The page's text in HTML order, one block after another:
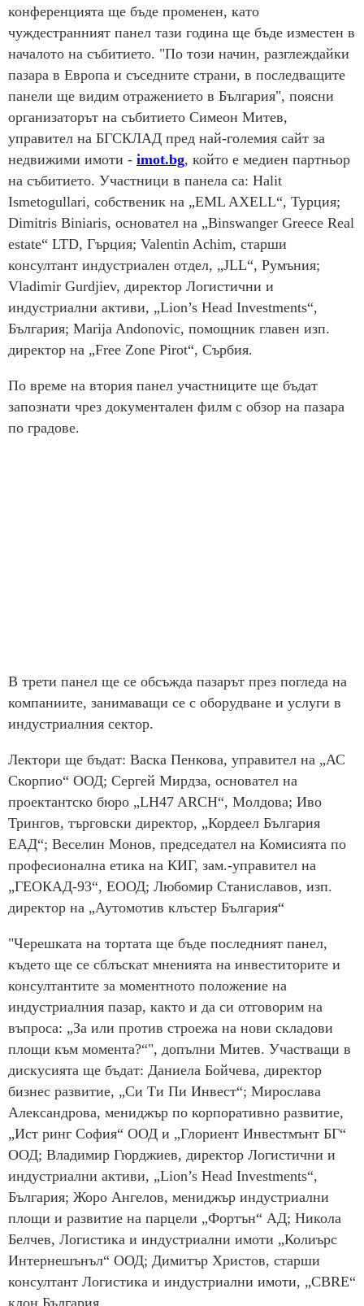
конференцията ще бъде променен, като
чуждестранният панел тази година ще бъде изместен в
началото на събитието. "По този начин, разглеждайки
пазара в Европа и съседните страни, в последващите
панели ще видим отражението в България", поясни
организаторът на събитието Симеон Митев,
управител на БГСКЛАД пред най-големия сайт за
недвижими имоти - imot.bg, който е медиен партньор
на събитието. Участници в панела са: Halit
Ismetogullari, собственик на „EML AXELL“, Турция;
Dimitris Biniaris, основател на „Binswanger Greece Real
estate“ LTD, Гърция; Valentin Achim, старши
консултант индустриален отдел, „JLL“, Румъния;
Vladimir Gurdjiev, директор Логистични и
индустриални активи, „Lion’s Head Investments“,
България; Marija Andonovic, помощник главен изп.
директор на „Free Zone Pirot“, Сърбия.
По време на втория панел участниците ще бъдат
запознати чрез документален филм с обзор на пазара
по градове.
В трети панел ще се обсъжда пазарът през погледа на
компаниите, занимаващи се с оборудване и услуги в
индустриалния сектор.
Лектори ще бъдат: Васка Пенкова, управител на „АС
Скорпио“ ООД; Сергей Мирдза, основател на
проектантско бюро „LH47 ARCH“, Молдова; Иво
Трингов, търговски директор, „Кордеел България
ЕАД“; Веселин Монов, председател на Комисията по
професионална етика на КИГ, зам.-управител на
„ГЕОКАД-93“, ЕООД; Любомир Станиславов, изп.
директор на „Аутомотив клъстер България“
"Черешката на тортата ще бъде последният панел,
където ще се сблъскат мненията на инвеститорите и
консултантите за моментното положение на
индустриалния пазар, както и да си отговорим на
въпроса: „За или против строежа на нови складови
площи към момента?“", допълни Митев. Участващи в
дискусията ще бъдат: Даниела Бойчева, директор
бизнес развитие, „Си Ти Пи Инвест“; Мирослава
Александрова, мениджър по корпоративно развитие,
„Ист ринг София“ ООД и „Глориент Инвестмънт БГ“
ООД; Владимир Гюрджиев, директор Логистични и
индустриални активи, „Lion’s Head Investments“,
България; Жоро Ангелов, мениджър индустриални
площи и развитие на парцели „Фортън“ АД; Никола
Белчев, Логистика и индустриални имоти „Колиърс
Интернешънъл“ ООД; Димитър Христов, старши
консултант Логистика и индустриални имоти, „CBRE“